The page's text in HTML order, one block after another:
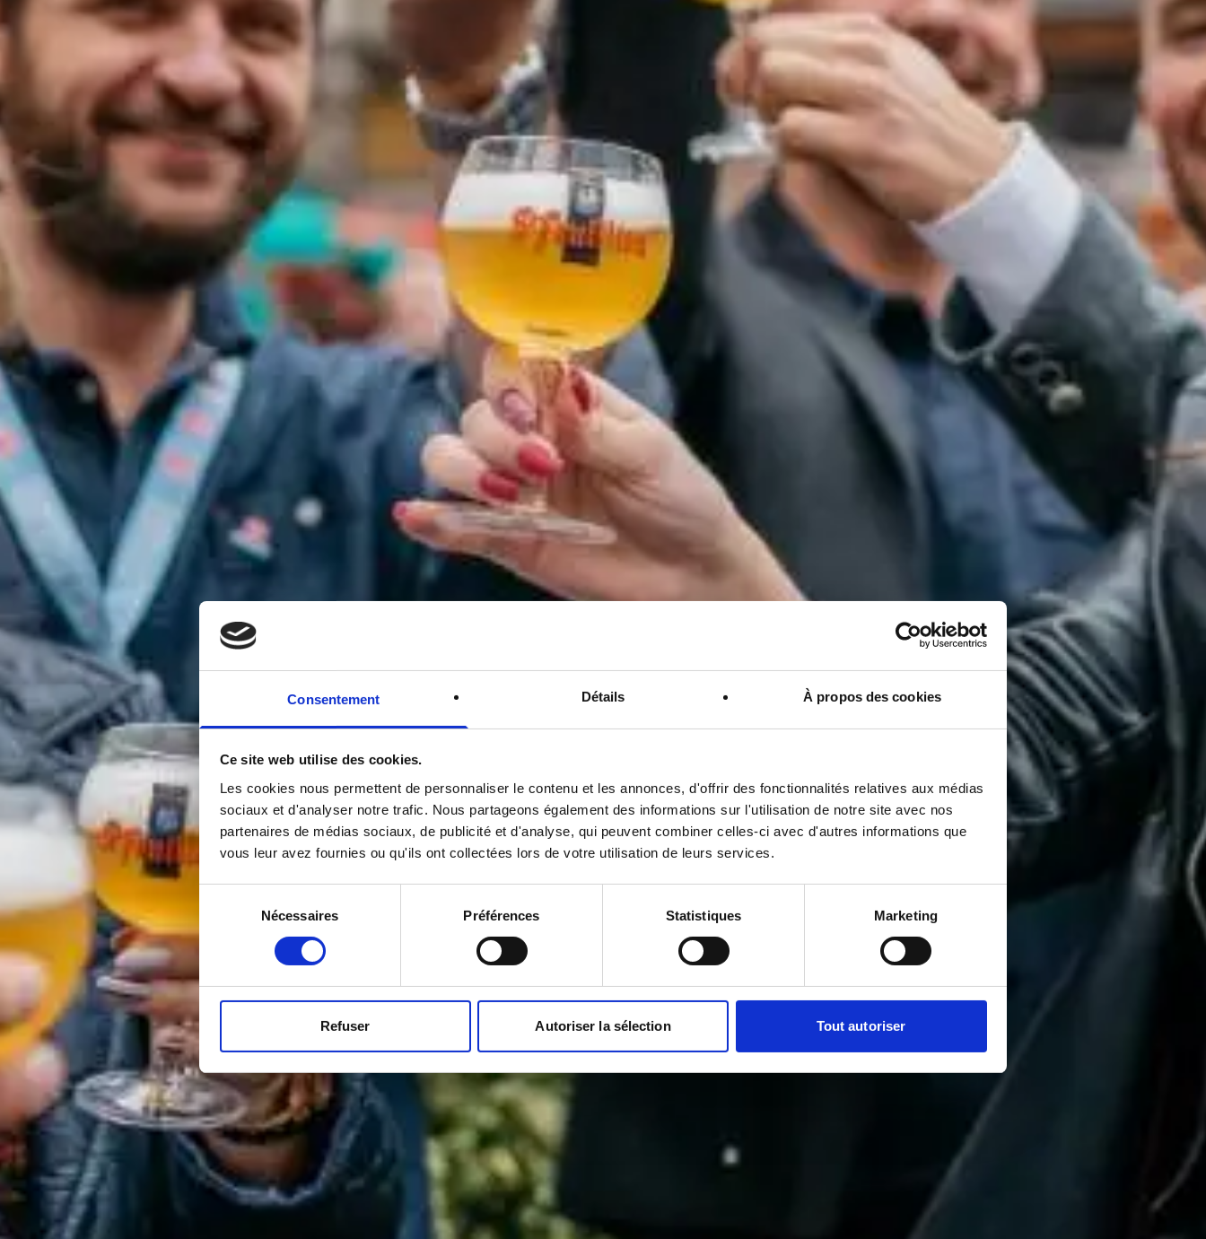
Consentement Détails À propos des cookies
Ce site web utilise des cookies.
Les cookies nous permettent de personnaliser le contenu et les annonces, d'offrir des fonctionnalités relatives aux médias
sociaux et d'analyser notre trafic. Nous partageons également des informations sur l'utilisation de notre site avec nos
partenaires de médias sociaux, de publicité et d'analyse, qui peuvent combiner celles-ci avec d'autres informations que
vous leur avez fournies ou qu'ils ont collectées lors de votre utilisation de leurs services.
consentement
Nécessaires Préférences Statistiques Marketing
Refuser Autoriser la sélection Tout autoriser